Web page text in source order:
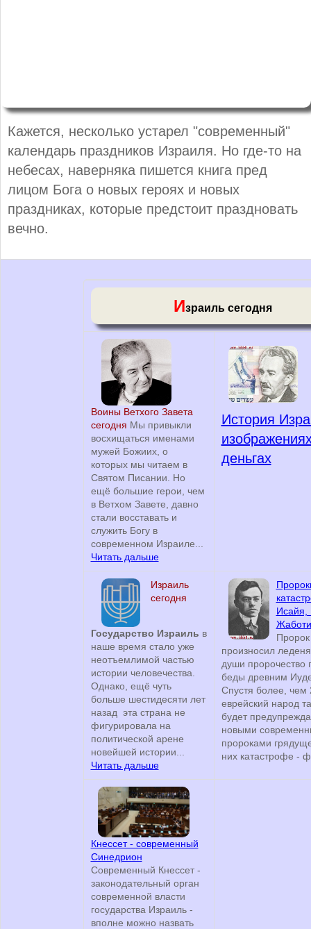
Кажется, несколько устарел "современный"
календарь праздников Израиля. Но где-то на
небесах, наверняка пишется книга пред
лицом Бога о новых героях и новых
праздниках, которые предстоит праздновать
вечно.
Израиль сегодня
Воины Ветхого Завета
сегодня Мы привыкли
восхищаться именами
мужей Божиих, о
которых мы читаем в
Святом Писании. Но
ещё большие герои, чем
в Ветхом Завете, давно
стали восставать и
служить Богу в
современном Израиле...
Читать дальше
История
деньгах
Израиль
сегодня
Государство Израиль в
наше время стало уже
неотъемлимой частью
истории человечества.
Однако, ещё чуть
больше шестидесяти лет
назад эта страна не
фигурировала на
политической арене
новейшей истории...
Читать дальше
Исайя,
произносил
души пророчество
беды древним
Спустя более, чем
еврейский народ
будет
новыми
пророками
них катастрофе -
Кнессет - современный
Синедрион
Современный Кнессет -
законодательный орган
современной власти
государства Израиль -
вполне можно назвать